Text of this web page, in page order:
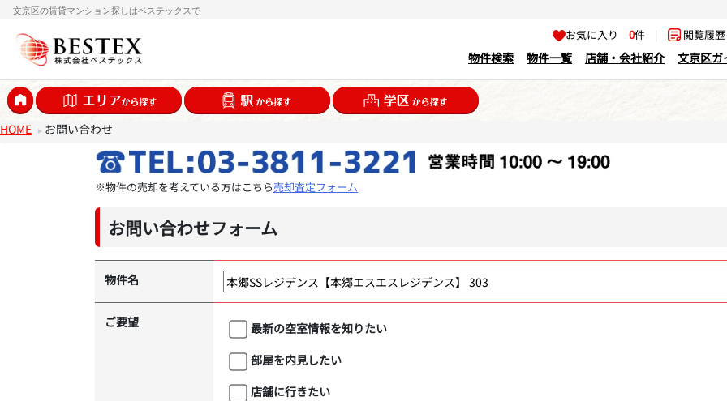
文京区の賃貸マンション探しはベステックスで
お気に入り0件 | 閲覧履
物件検索 物件一覧 店舗・会社紹介 文京区ガ
HOME お問い合わせ
※物件の売却を考えている方はこちら売却査定フォーム
お問い合わせフォーム
物件名
ご要望
最新の空室情報を知りたい
部屋を内見したい
店舗に行きたい